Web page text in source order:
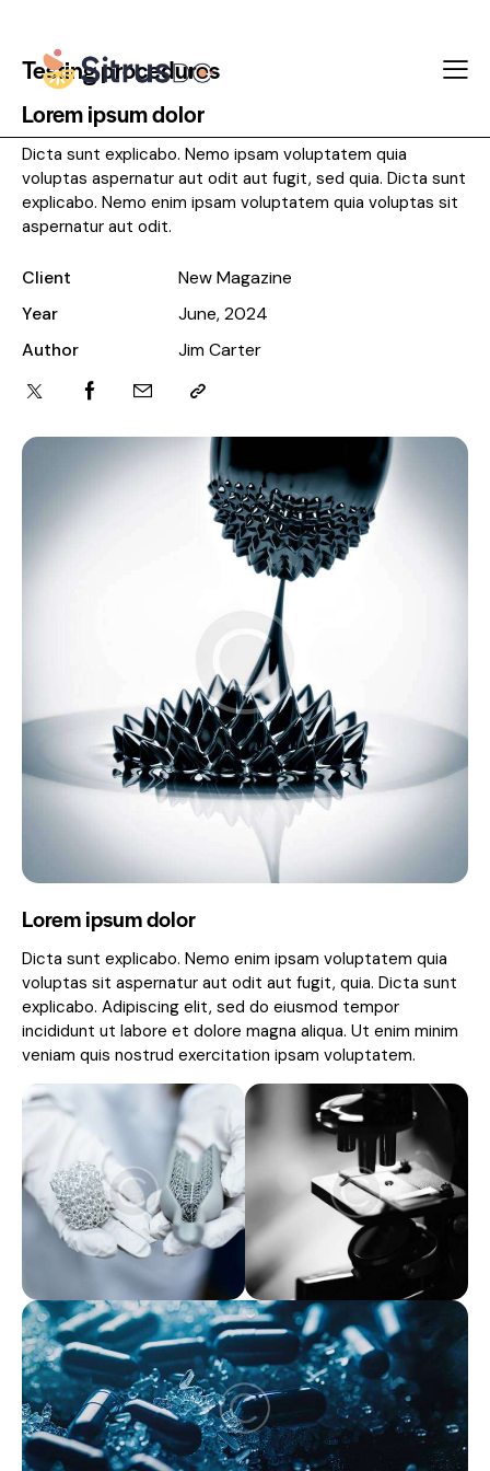
Testing procedures
Lorem ipsum dolor
Dicta sunt explicabo. Nemo ipsam voluptatem quia
voluptas aspernatur aut odit aut fugit, sed quia. Dicta sunt
explicabo. Nemo enim ipsam voluptatem quia voluptas sit
aspernatur aut odit.
Client
New Magazine
Year
June, 2024
Author
Jim Carter
Twitter-FacebookShare-Copy
to
clipboard
Lorem ipsum dolor
Dicta sunt explicabo. Nemo enim ipsam voluptatem quia
voluptas sit aspernatur aut odit aut fugit, quia. Dicta sunt
explicabo. Adipiscing elit, sed do eiusmod tempor
incididunt ut labore et dolore magna aliqua. Ut enim minim
veniam quis nostrud exercitation ipsam voluptatem.